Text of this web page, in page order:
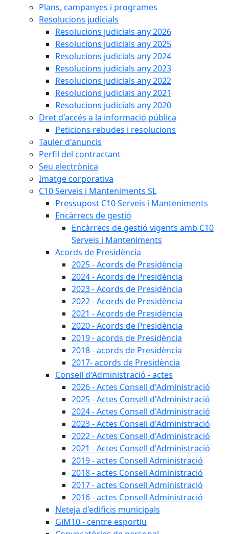
Plans, campanyes i programes
Resolucions judicials
Resolucions judicials any 2026
Resolucions judicials any 2025
Resolucions judicials any 2024
Resolucions judicials any 2023
Resolucions judicials any 2022
Resolucions judicials any 2021
Resolucions judicials any 2020
Dret d'accés a la informació pública
Peticions rebudes i resolucions
Tauler d'anuncis
Perfil del contractant
Seu electrònica
Imatge corporativa
C10 Serveis i Manteniments SL
Pressupost C10 Serveis i Manteniments
Encàrrecs de gestió
Encàrrecs de gestió vigents amb C10
Serveis i Manteniments
Acords de Presidència
2025 - Acords de Presidència
2024 - Acords de Presidència
2023 - Acords de Presidència
2022 - Acords de Presidència
2021 - Acords de Presidència
2020 - Acords de Presidència
2019 - acords de Presidència
2018 - acords de Presidència
2017- acords de Presidència
Consell d'Administració - actes
2026 - Actes Consell d'Administració
2025 - Actes Consell d'Administració
2024 - Actes Consell d'Administració
2023 - Actes Consell d'Administració
2022 - Actes Consell d'Administració
2021 - Actes Consell d'Administració
2019 - actes Consell Administració
2018 - actes Consell Administració
2017 - actes Consell Administració
2016 - actes Consell Administració
Neteja d'edificis municipals
GiM10 - centre esportiu